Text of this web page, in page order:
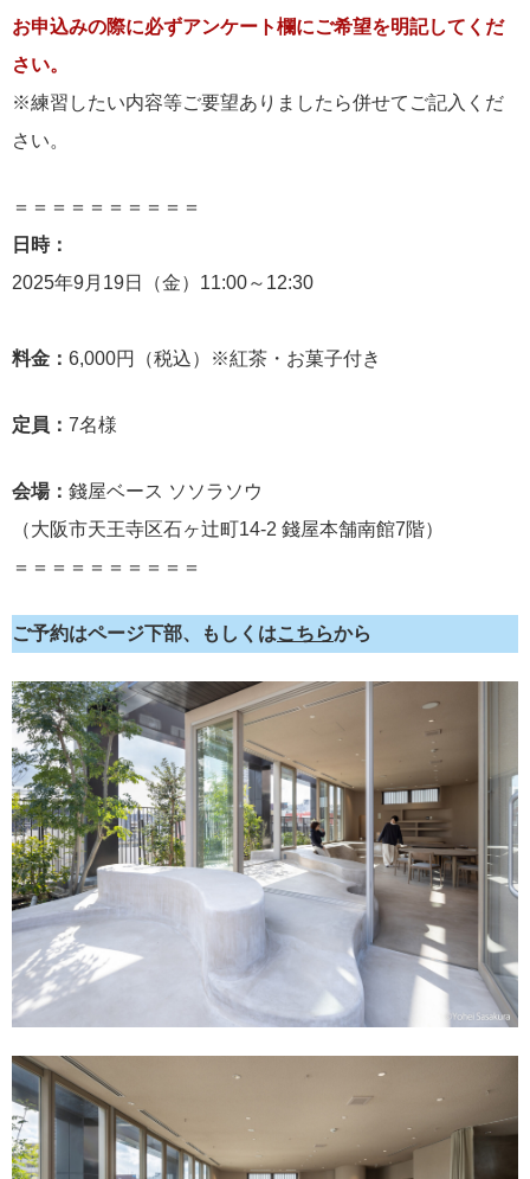
お申込みの際に必ずアンケート欄にご希望を明記してくだ
さい。
※練習したい内容等ご要望ありましたら併せてご記入くだ
さい。
＝＝＝＝＝＝＝＝＝＝
日時：
2025年9月19日（金）11:00～12:30
料金： 6,000円（税込）※紅茶・お菓子付き
定員： 7名様
会場： 錢屋ベース ソソラソウ
（大阪市天王寺区石ヶ辻町14-2 錢屋本舗南館7階）
＝＝＝＝＝＝＝＝＝＝
ご予約はページ下部、もしくはこちらから